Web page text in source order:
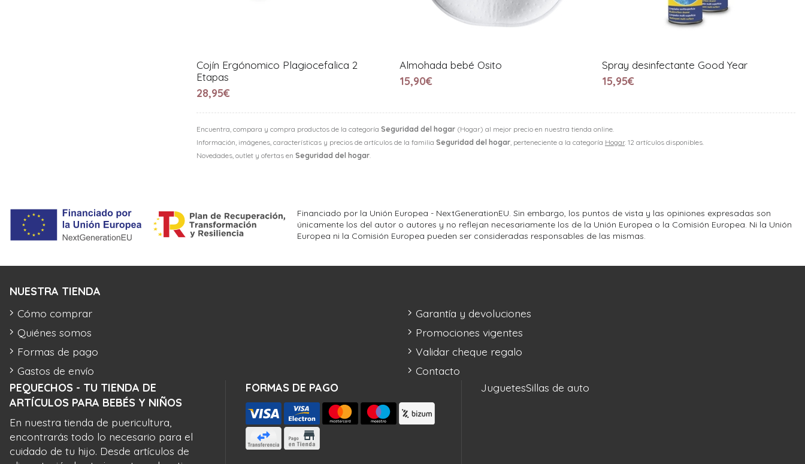
Encuentra, compara y compra productos de la categoría Seguridad del hogar (Hogar) al mejor precio en nuestra tienda online.
Información, imágenes, características y precios de artículos de la familia Seguridad del hogar , perteneciente a la categoría Hogar. 12 artículos disponibles.
Novedades, outlet y ofertas en Seguridad del hogar
Cojín Ergónomico Plagiocefalica 2
Etapas
28,95€
Almohada bebé Osito
15,90€
Spray desinfectante Good Year
15,95€
Financiado por la Unión Europea - NextGenerationEU. Sin embargo, los puntos de vista y las opiniones expresadas son
únicamente los del autor o autores y no reflejan necesariamente los de la Unión Europea o la Comisión Europea. Ni la Unión
Europea ni la Comisión Europea pueden ser consideradas responsables de las mismas.
PEQUECHOS - TU TIENDA DE
ARTÍCULOS PARA BEBÉS Y NIÑOS
En nuestra tienda de puericultura,
encontrarás todo lo necesario para el
cuidado de tu hijo. Desde artículos de
FORMAS DE PAGO
NUESTRA TIENDA
Cómo comprar
Quiénes somos
Formas de pago
Gastos de envío
Garantía y devoluciones
Promociones vigentes
Validar cheque regalo
Contacto
JuguetesSillas de auto